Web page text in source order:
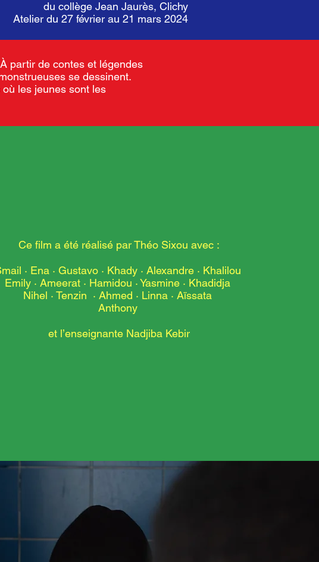
du collège Jean Jaurès, Clichy
Atelier du 27 février au 21 mars 2024
partir de contes et légendes
se dessinent.
les jeunes sont les
Ce film a été réalisé par Théo Sixou avec :
· Ena · Gustavo · Khady · Alexandre · Khalilou
Emily · Ameerat · Hamidou · Yasmine · Khadidja
Nihel · Tenzin · Ahmed · Linna · Aïssata
Anthony
et l’enseignante Nadjiba Kebir